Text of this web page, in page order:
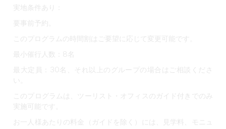
実地条件あり：
要事前予約。
このプログラムの時間割はご要望に応じて変更可能です。
最小催行人数：8名
最大定員：30名、それ以上のグループの場合はご相談くださ
い。
このプログラムは、ツーリスト・オフィスのガイド付きでのみ
実施可能です。
お一人様あたりの料金（ガイドを除く）には、
見学料、モニュ